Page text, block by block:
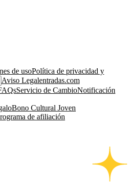
de usoPolítica de privacidad y
Aviso Legalentradas.com
Servicio de CambioNotificación
Bono Cultural Joven
de afiliación